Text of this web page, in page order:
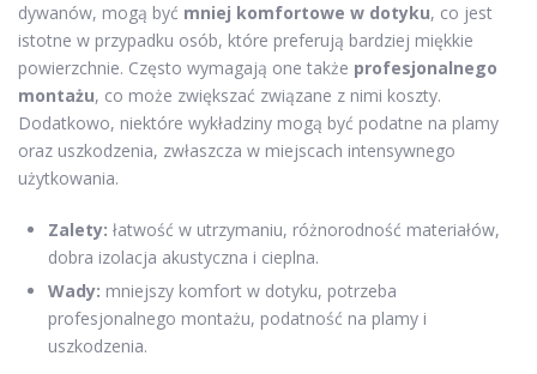
dywanów, mogą być mniej komfortowe w dotyku, co jest
istotne w przypadku osób, które preferują bardziej miękkie
powierzchnie. Często wymagają one także profesjonalnego
montażu, co może zwiększać związane z nimi koszty.
Dodatkowo, niektóre wykładziny mogą być podatne na plamy
oraz uszkodzenia, zwłaszcza w miejscach intensywnego
użytkowania.
Zalety: łatwość w utrzymaniu, różnorodność materiałów,
dobra izolacja akustyczna i cieplna.
Wady: mniejszy komfort w dotyku, potrzeba
profesjonalnego montażu, podatność na plamy i
uszkodzenia.